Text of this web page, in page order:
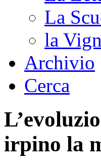
La
la
Archivio
Cerca
irpino la